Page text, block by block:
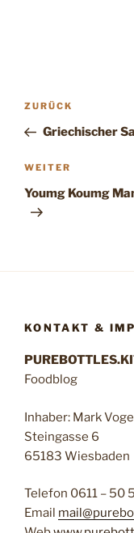
Vorheriger
Beitrag
ZURÜCK
Griechischer
Nächster
Beitrag
WEITER
Youmg Koumg
KONTAKT &
Foodblog
Inhaber: Mark
Steingasse 6
65183 Wiesbaden
Telefon 0611 – 50
Email